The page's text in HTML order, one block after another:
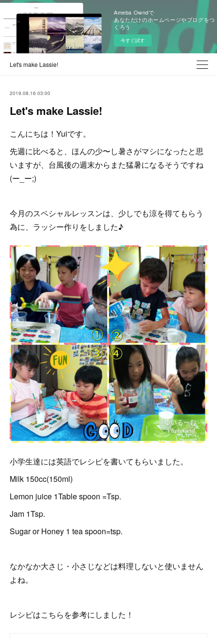
Ameba Owndで
あなただけのホームページやブログをつ
くろう
今すぐ試す
Let's make Lassie!
2019.08.16 03:00
Let's make Lassie!
こんにちは！Yuiです。
先週に比べると、ほんの少〜し暑さがマシになったと思
いますが、台風後の週末からまた猛暑になるそうですね
(ー_ー;)
今月のスペシャルレッスンは、少しでも涼を得てもらう
為に、ラッシー作りをしました♪
小学生達には英語でレシピを書いてもらいました。
Milk 150cc(150ml)
Lemon juice 1Table spoon =Tsp.
Jam 1Tsp.
Sugar or Honey 1 tea spoon=tsp.
なかなか大さじ・小さじなどは料理しないと使いません
よね。
レシピはこちらを参考にしました！